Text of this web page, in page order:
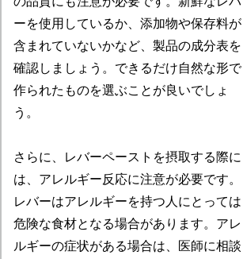
ーを使用しているか、添加物や保存料が
含まれていないかなど、製品の成分表を
確認しましょう。できるだけ自然な形で
作られたものを選ぶことが良いでしょ
う。
さらに、レバーペーストを摂取する際に
は、アレルギー反応に注意が必要です。
レバーはアレルギーを持つ人にとっては
危険な食材となる場合があります。アレ
ルギーの症状がある場合は、医師に相談